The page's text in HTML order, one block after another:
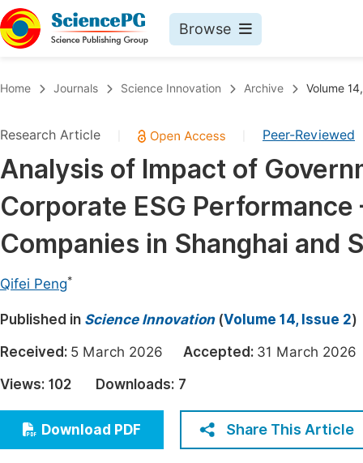
Browse
Chemistry
Medicine & Health
Materials Science
Mathematics & Physics
Electrical & Computer Science
Earth, Energy & Environment
Architecture & Civil Engineering
Education
Economics & Management
Humanities & Social Sciences
Multidisciplinary
Join
Home Journals Science Innovation Archive Volume
Research Article Peer-Reviewed
Analysis of Impact of
Corporate ESG
Companies in Shanghai and
Qifei Peng*
Published in Science Innovation(Volume 14, Issue 2)
Received: 5 March 2026 Accepted: 31 March
Views: 102 Downloads: 7
Download PDF Share This Article